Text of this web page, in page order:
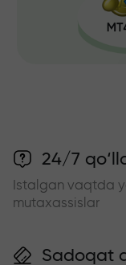
24/7
Istalgan vaqtda
mutaxassislar
Sadoqat